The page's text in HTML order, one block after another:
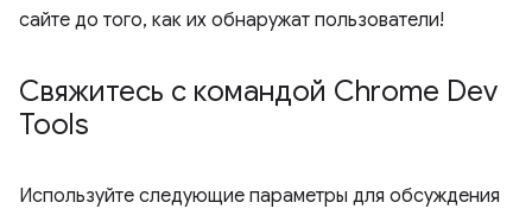
сайте до того, как их обнаружат пользователи!
Свяжитесь с командой Chrome Dev
Tools
Используйте следующие параметры для обсуждения